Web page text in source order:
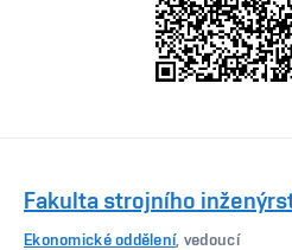
Fakulta strojního
Ekonomické oddělení, vedoucí